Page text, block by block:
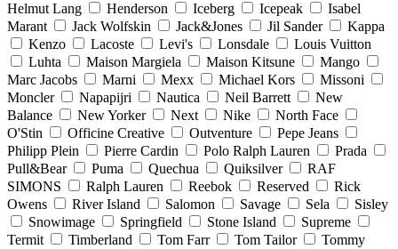
Helmut Lang
Henderson Iceberg Icepeak
Isabel
Marant
Jack Wolfskin Jack&Jones Jil Sander
Kappa
Kenzo
Lacoste Levi's Lonsdale
Louis Vuitton
Luhta
Maison Margiela Maison Kitsune
Mango
Marc Jacobs
Marni Mexx Michael Kors
Missoni
Moncler
Napapijri Nautica Neil Barrett
New
Balance
New Yorker Next Nike
North Face
O'Stin
Officine Creative Outventure
Pepe Jeans
Philipp Plein
Pierre Cardin Polo Ralph Lauren
Prada
Pull&Bear
Puma Quechua Quiksilver
RAF
SIMONS
Ralph Lauren Reebok Reserved
Rick
Owens
River Island Salomon Savage Sela
Sisley
Snowimage
Springfield Stone Island
Supreme
Termit
Timberland Tom Farr Tom Tailor
Tommy